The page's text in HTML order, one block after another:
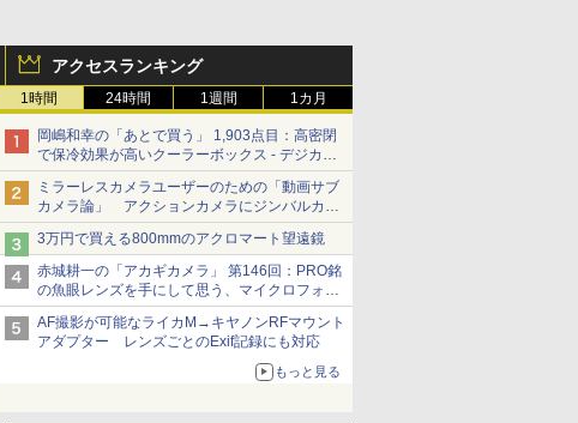
アクセスランキング
1時間 24時間 1週間 1カ月
岡嶋和幸の「あとで買う」 1,903点目：高密閉
で保冷効果が高いクーラーボックス - デジカメ
Watch
ミラーレスカメラユーザーのための「動画サブ
カメラ論」 アクションカメラにジンバルカメ
ラ……その実質的な違いは？
3万円で買える800mmのアクロマート望遠鏡
赤城耕一の「アカギカメラ」 第146回：PRO銘
の魚眼レンズを手にして思う、マイクロフォー
サーズへの期待と可能性
AF撮影が可能なライカM→キヤノンRFマウント
アダプター レンズごとのExif記録にも対応
もっと見る